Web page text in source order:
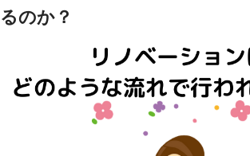
るのか？